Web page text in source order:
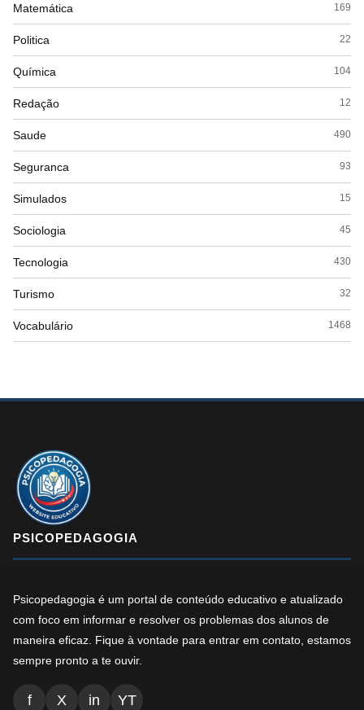
Matemática 169
Politica 22
Química 104
Redação 12
Saude 490
Seguranca 93
Simulados 15
Sociologia 45
Tecnologia 430
Turismo 32
Vocabulário 1468
PSICOPEDAGOGIA
Psicopedagogia é um portal de conteúdo educativo e atualizado
com foco em informar e resolver os problemas dos alunos de
maneira eficaz. Fique à vontade para entrar em contato, estamos
sempre pronto a te ouvir.
f X in YT